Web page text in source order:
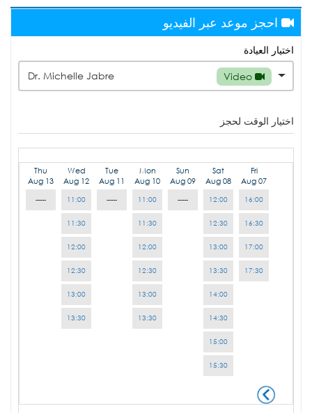
احجز موعد عبر الفيديو
اختيار العيادة
Dr. Michelle Jabre
اختيار الوقت لحجز
Fri
Aug 07
16:00
16:30
17:00
17:30
Sat
Aug 08
12:00
12:30
13:00
13:30
14:00
14:30
15:00
15:30
Sun
Aug 09
-----
Mon
Aug 10
11:00
11:30
12:00
12:30
13:00
13:30
Tue
Aug 11
-----
Wed
Aug 12
11:00
11:30
12:00
12:30
13:00
13:30
Thu
Aug 13
-----